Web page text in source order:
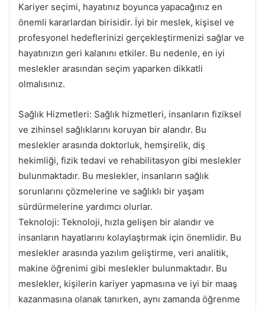
Kariyer seçimi, hayatınız boyunca yapacağınız en
önemli kararlardan birisidir. İyi bir meslek, kişisel ve
profesyonel hedeflerinizi gerçekleştirmenizi sağlar ve
hayatınızın geri kalanını etkiler. Bu nedenle, en iyi
meslekler arasından seçim yaparken dikkatli
olmalısınız.
Sağlık Hizmetleri: Sağlık hizmetleri, insanların fiziksel
ve zihinsel sağlıklarını koruyan bir alandır. Bu
meslekler arasında doktorluk, hemşirelik, diş
hekimliği, fizik tedavi ve rehabilitasyon gibi meslekler
bulunmaktadır. Bu meslekler, insanların sağlık
sorunlarını çözmelerine ve sağlıklı bir yaşam
sürdürmelerine yardımcı olurlar.
Teknoloji: Teknoloji, hızla gelişen bir alandır ve
insanların hayatlarını kolaylaştırmak için önemlidir. Bu
meslekler arasında yazılım geliştirme, veri analitik,
makine öğrenimi gibi meslekler bulunmaktadır. Bu
meslekler, kişilerin kariyer yapmasına ve iyi bir maaş
kazanmasına olanak tanırken, aynı zamanda öğrenme